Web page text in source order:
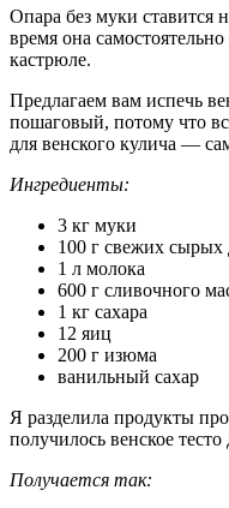
Опара без муки ставится
время она
кастрюле.
Предлагаем вам испечь
пошаговый, потому что
для венского кулича —
Ингредиенты:
3 кг муки
100 г свежих
1 л молока
600 г сливочного
1 кг сахара
12 яиц
200 г изюма
ванильный сахар
Я разделила продукты
получилось венское
Получается так: